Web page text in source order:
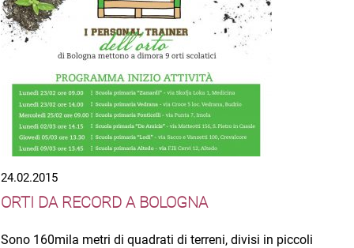
24.02.2015
ORTI DA RECORD A BOLOGNA
Sono 160mila metri di quadrati di terreni, divisi in piccoli